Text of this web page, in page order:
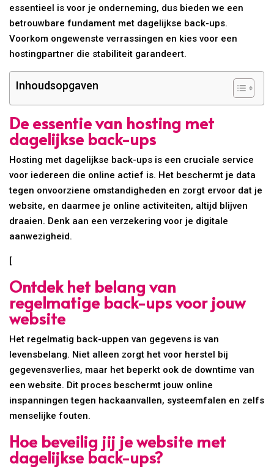
essentieel is voor je onderneming, dus bieden we een
betrouwbare fundament met dagelijkse back-ups.
Voorkom ongewenste verrassingen en kies voor een
hostingpartner die stabiliteit garandeert.
Inhoudsopgaven
De essentie van hosting met
dagelijkse back-ups
Hosting met dagelijkse back-ups is een cruciale service
voor iedereen die online actief is. Het beschermt je data
tegen onvoorziene omstandigheden en zorgt ervoor dat je
website, en daarmee je online activiteiten, altijd blijven
draaien. Denk aan een verzekering voor je digitale
aanwezigheid.
[
Ontdek het belang van
regelmatige back-ups voor jouw
website
Het regelmatig back-uppen van gegevens is van
levensbelang. Niet alleen zorgt het voor herstel bij
gegevensverlies, maar het beperkt ook de downtime van
een website. Dit proces beschermt jouw online
inspanningen tegen hackaanvallen, systeemfalen en zelfs
menselijke fouten.
Hoe beveilig jij je website met
dagelijkse back-ups?